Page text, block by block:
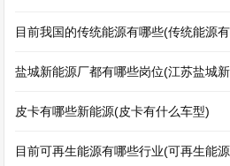
目前我国的传统能源有哪些(传统能源
盐城新能源厂都有哪些岗位(江苏盐城
皮卡有哪些新能源(皮卡有什么车型)
目前可再生能源有哪些行业(可再生能